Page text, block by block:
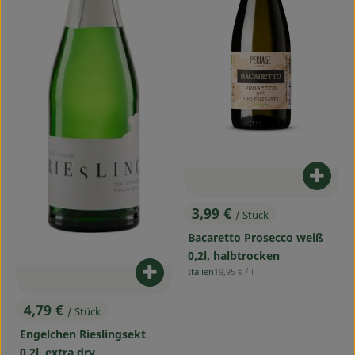
, Preis:
4,79 € / Stück
Engelchen Rieslingsekt
Produkt zum Warenkorb
, Preis:
3,99 € / Stück
Bacaretto Prosecco weiß
0,2l, halbtrocken
, Herkunft:
Italien, Referenzpreis:
19,95 € / l